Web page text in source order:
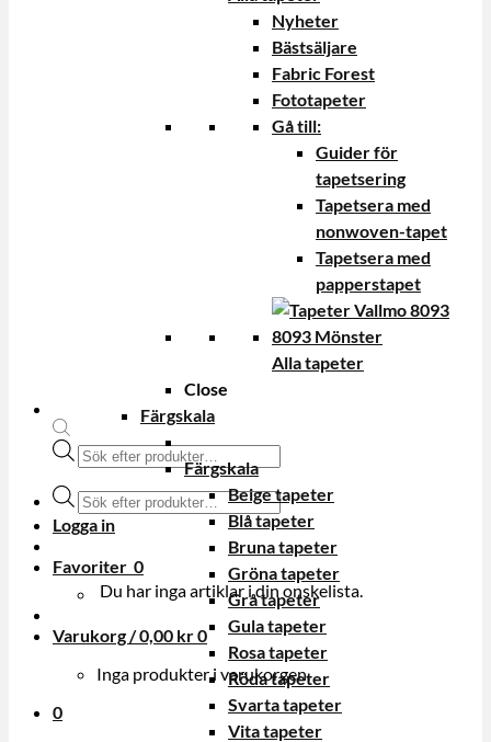
Produktsökning
Produktsökning
Logga in
Favoriter 0
Du har inga artiklar i din onskelista.
Varukorg /0,00 kr0
Inga produkter i varukorgen.
0
Nyheter
Bästsäljare
Fabric Forest
Fototapeter
Gå till:
Guider för
tapetsering
Tapetsera med
nonwoven-tapet
Tapetsera med
papperstapet
Alla tapeter
Close
Färgskala
Färgskala
Beige tapeter
Blå tapeter
Bruna tapeter
Gröna tapeter
Grå tapeter
Gula tapeter
Rosa tapeter
Röda tapeter
Svarta tapeter
Vita tapeter